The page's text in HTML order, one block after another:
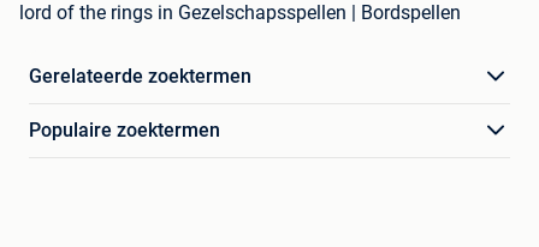
lord of the rings in Gezelschapsspellen | Bordspellen
Gerelateerde zoektermen
Populaire zoektermen